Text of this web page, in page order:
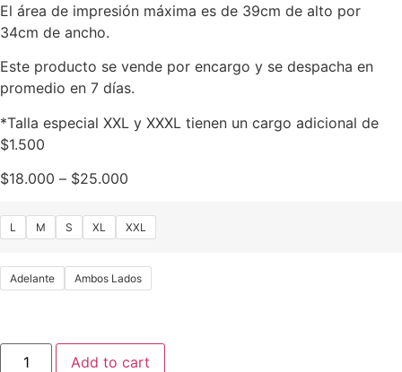
El área de impresión máxima es de 39cm de alto por
34cm de ancho.
Este producto se vende por encargo y se despacha en
promedio en 7 días.
*Talla especial XXL y XXXL tienen un cargo adicional de
$1.500
$18.000 – $25.000
L M S XL XXL
Adelante Ambos Lados
Add to cart